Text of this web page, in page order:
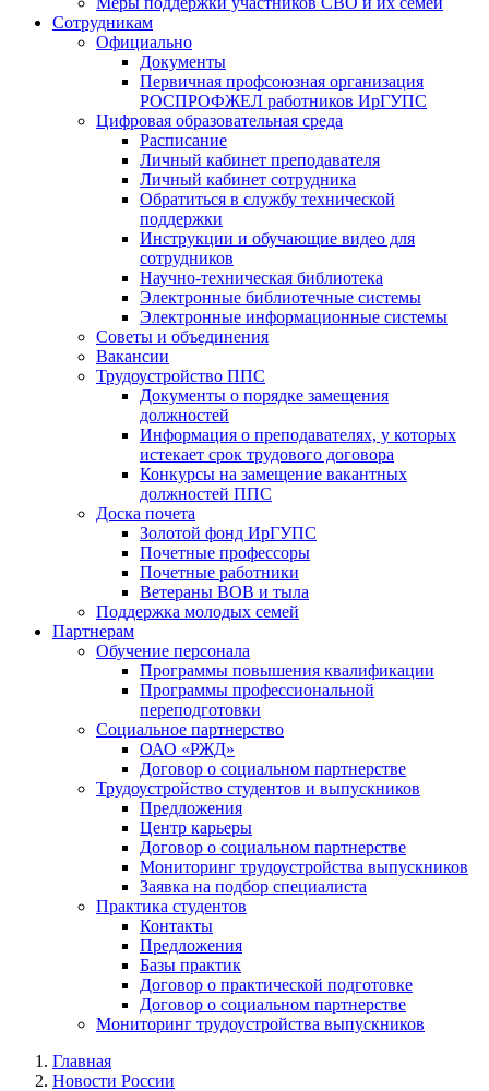
Сотрудникам
Официально
Документы
Первичная профсоюзная организация
РОСПРОФЖЕЛ работников ИрГУПС
Цифровая образовательная среда
Расписание
Личный кабинет преподавателя
Личный кабинет сотрудника
Обратиться в службу технической
поддержки
Инструкции и обучающие видео для
сотрудников
Научно-техническая библиотека
Электронные библиотечные системы
Электронные информационные системы
Советы и объединения
Вакансии
Трудоустройство ППС
Документы о порядке замещения
должностей
Информация о преподавателях, у которых
истекает срок трудового договора
Конкурсы на замещение вакантных
должностей ППС
Доска почета
Золотой фонд ИрГУПС
Почетные профессоры
Почетные работники
Ветераны ВОВ и тыла
Поддержка молодых семей
Партнерам
Обучение персонала
Программы повышения квалификации
Программы профессиональной
переподготовки
Социальное партнерство
ОАО «РЖД»
Договор о социальном партнерстве
Трудоустройство студентов и выпускников
Предложения
Центр карьеры
Договор о социальном партнерстве
Мониторинг трудоустройства выпускников
Заявка на подбор специалиста
Практика студентов
Контакты
Предложения
Базы практик
Договор о практической подготовке
Договор о социальном партнерстве
Мониторинг трудоустройства выпускников
Главная
Новости России